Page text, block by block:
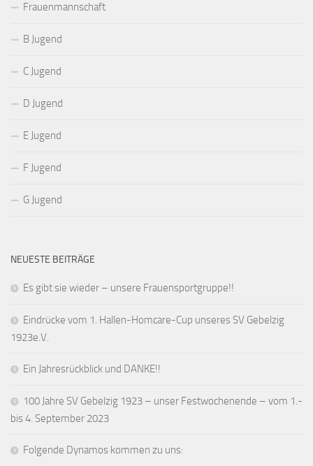
Frauenmannschaft
B Jugend
C Jugend
D Jugend
E Jugend
F Jugend
G Jugend
NEUESTE BEITRÄGE
Es gibt sie wieder – unsere Frauensportgruppe!!
Eindrücke vom 1. Hallen-Homcare-Cup unseres SV Gebelzig
1923e.V.
Ein Jahresrückblick und DANKE!!
100 Jahre SV Gebelzig 1923 – unser Festwochenende – vom 1.-
bis 4. September 2023
Folgende Dynamos kommen zu uns: